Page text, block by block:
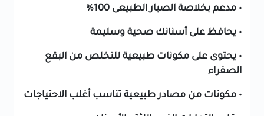
• مدعم بخلاصة الصبار الطبيعى 100%
• يحافظ على أسنانك صحية وسليمة
• يحتوى على مكونات طبيعية للتخلص من البقع
الصفراء
• مكونات من مصادر طبيعية تناسب أغلب الاحتياجات